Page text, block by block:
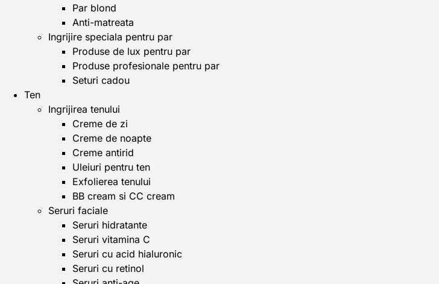
Par blond
Anti-matreata
Ingrijire speciala pentru par
Produse de lux pentru par
Produse profesionale pentru par
Seturi cadou
Ten
Ingrijirea tenului
Creme de zi
Creme de noapte
Creme antirid
Uleiuri pentru ten
Exfolierea tenului
BB cream si CC cream
Seruri faciale
Seruri hidratante
Seruri vitamina C
Seruri cu acid hialuronic
Seruri cu retinol